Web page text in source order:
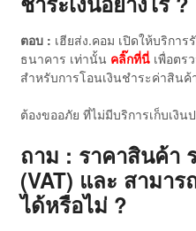
ตอบ : เฮียส่ง.คอม เปิดให้บริกา
ธนาคาร เท่านั้น คลิ๊กที่นี่เพื่อตร
สำหรับการโอนเงินชำระค่าสินค้
ต้องขออภัย ที่ไม่มีบริการเก็บเงิน
ถาม : ราคาสินค้า
(VAT) และ สามา
ได้หรือไม่ ?